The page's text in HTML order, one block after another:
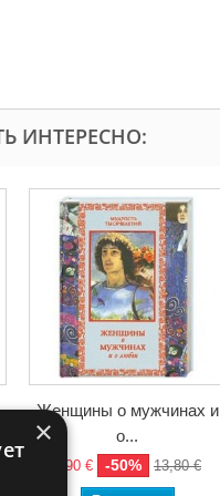
ИНТЕРЕСНО:
Женщины о мужчинах и
о...
6,90 € -50% 13,80 €
×